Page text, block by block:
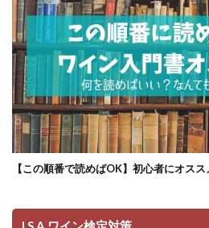
【この順番で読めばOK】初心者にオス